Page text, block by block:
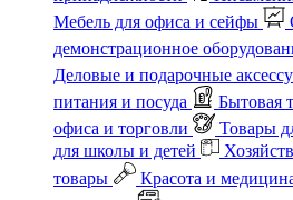
Мебель для офиса и сейфы
демонстрационное
Деловые и подарочные
питания и посуда
Бытовая
офиса и торговли
Товары
для школы и детей
товары
Красота и